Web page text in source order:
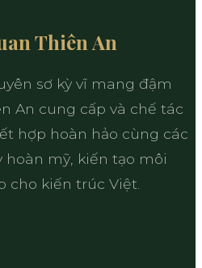
Thiên An
sơ kỳ vĩ mang đậm
An cung cấp và chế tác
hợp hoàn hảo cùng các
mỹ, kiến tạo môi
cho kiến trúc Việt.